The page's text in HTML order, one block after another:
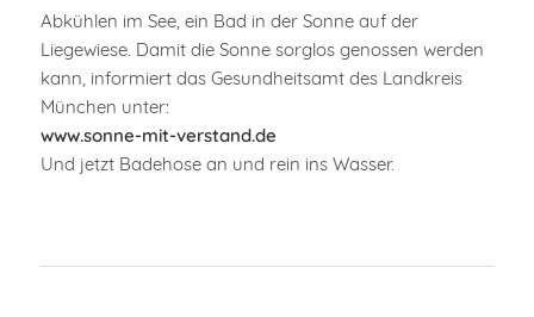
Abkühlen im See, ein Bad in der Sonne auf der
Liegewiese. Damit die Sonne sorglos genossen werden
kann, informiert das Gesundheitsamt des Landkreis
München unter:
www.sonne-mit-verstand.de
Und jetzt Badehose an und rein ins Wasser.